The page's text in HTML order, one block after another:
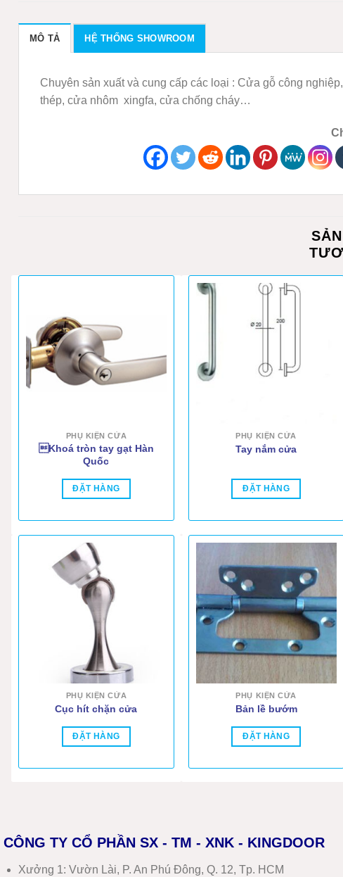
MÔ TẢ HỆ THỐNG SHOWROOM
Chuyên sản xuất và cung cấp các loại : Cửa gỗ công
thép, cửa nhôm xingfa, cửa chống cháy…
PHỤ KIỆN CỬA
Khoá tròn tay gạt Hàn
Quốc
ĐẶT HÀNG
PHỤ KIỆN CỬA
Tay nắm cửa
ĐẶT HÀNG
PHỤ KIỆN CỬA
Cục hít chặn cửa
ĐẶT HÀNG
PHỤ KIỆN CỬA
Bản lề bướm
ĐẶT HÀNG
CÔNG TY CỔ PHẦN SX - TM - XNK - KINGDOOR
Xưởng 1: Vườn Lài, P. An Phú Đông, Q. 12, Tp. HCM